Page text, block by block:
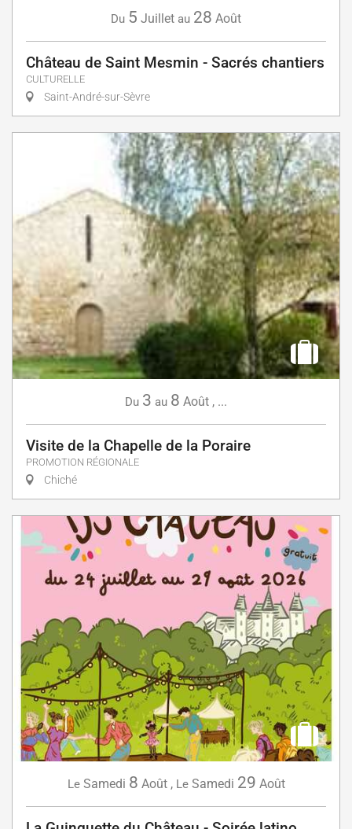
Du 5 Juillet au 28 Août
Château de Saint Mesmin - Sacrés chantiers
CULTURELLE
Saint-André-sur-Sèvre
Du 3 au 8 Août , ...
Visite de la Chapelle de la Poraire
PROMOTION RÉGIONALE
Chiché
Le Samedi 8 Août, Le Samedi 29 Août